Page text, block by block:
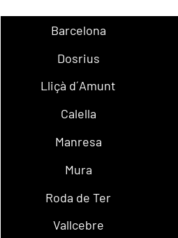
Barcelona
Dosrius
Lliçà d´Amunt
Calella
Manresa
Mura
Roda de Ter
Vallcebre